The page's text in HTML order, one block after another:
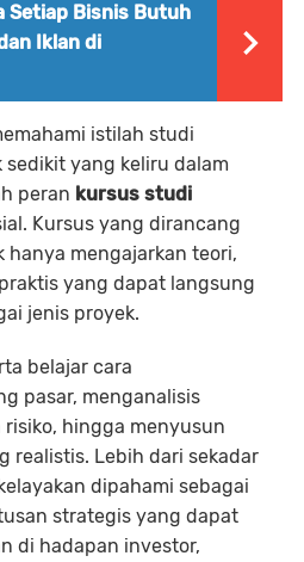
Setiap Bisnis Butuh
Iklan di
istilah studi
yang keliru dalam
peran kursus studi
Kursus yang dirancang
hanya mengajarkan teori,
yang dapat langsung
jenis proyek.
belajar cara
pasar, menganalisis
hingga menyusun
realistis. Lebih dari sekadar
dipahami sebagai
strategis yang dapat
di hadapan investor,